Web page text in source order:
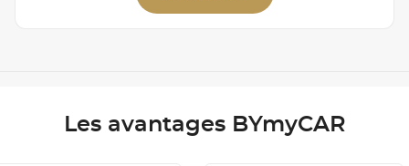
Les avantages BYmyCAR